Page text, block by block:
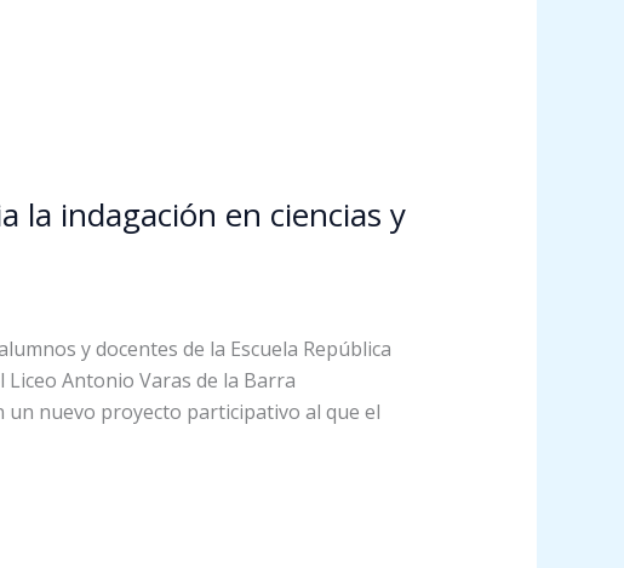
la indagación en ciencias y
y docentes de la Escuela República
Liceo Antonio Varas de la Barra
un nuevo proyecto participativo al que el